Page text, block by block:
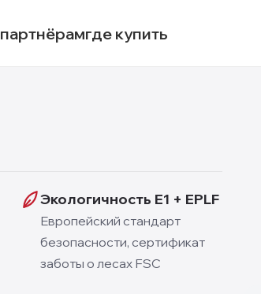
партнёрамгде купить
Экологичность E1 + EPLF
Европейский стандарт
безопасности, сертификат
заботы о лесах FSC